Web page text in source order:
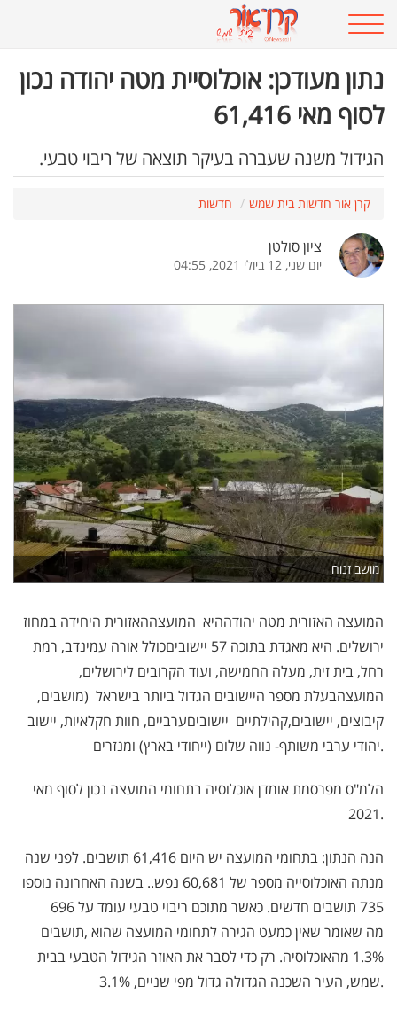
נתון מעודכן: אוכלוסיית מטה יהודה נכון
לסוף מאי 61,416
הגידול משנה שעברה בעיקר תוצאה של ריבוי טבעי.
קרן אור חדשות בית שמש חדשות
ציון סולטן
יום שני, 12 ביולי 2021, 04:55
מושב זנוח
המועצה האזורית מטה יהודההיא המועצה
ירושלים. היא מאגדת בתוכה 57
יישובים
רחל, בית זית, מעלה החמישה, ועוד הקרובים לירושלים,
המועצהבעלת מספר היישובים הגדול ביותר בישראל )מושבים,
קיבוצים, יישוביםקהילתיים, יישובים
יהודי ערבי משותף- נווה שלום (ייחודי בארץ) ומנזרים.
הלמ"ס מפרסמת אומדן אוכלוסיה בתחומי המועצה נכון לסוף מאי
2021.
הנה הנתון: בתחומי המועצה יש היום 61,416 תושבים. לפני שנה
מנתה האוכלוסייה מספר של 60,681 נפש.. בשנה האחרונה נוספו
735 תושבים חדשים. כאשר מתוכם ריבוי טבעי עומד על 696
תושבים, מה שאומר שאין כמעט הגירה לתחומי המועצה שהוא
1.3% מהאוכלוסיה. רק כדי לסבר את האוזר הגידול הטבעי בבית
שמש, העיר השכנה הגדולה גדול מפי שניים, 3.1%.